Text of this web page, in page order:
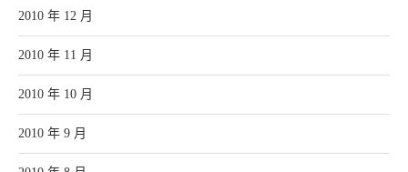
2010 年 12 月
2010 年 11 月
2010 年 10 月
2010 年 9 月